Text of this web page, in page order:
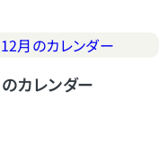
カレンダー